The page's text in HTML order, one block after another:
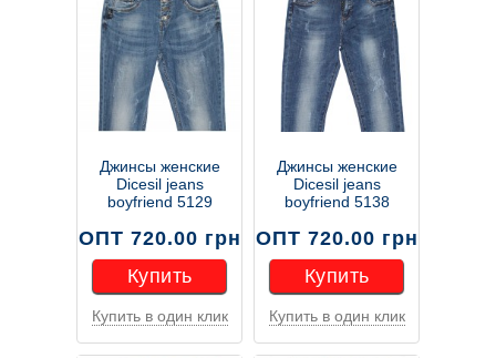
Джинсы женские
Dicesil jeans
boyfriend 5129
ОПТ 720.00 грн
Купить
Купить
Купить в один клик
Джинсы женские
Dicesil jeans
boyfriend 5138
ОПТ 720.00 грн
Купить
Купить
Купить в один клик